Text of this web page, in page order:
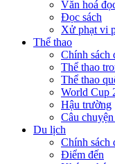
Văn hoá
Đọc sách
Xử phạt vi
Thể thao
Chính sách
Thể thao
Thể thao
World Cup
Hậu trường
Câu
Du lịch
Chính sách
Điểm đến